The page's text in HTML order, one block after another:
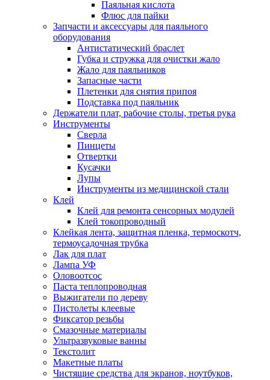
Паяльная кислота
Флюс для пайки
Запчасти и аксессуары для паяльного
оборудования
Антистатический браслет
Губка и стружка для очистки жало
Жало для паяльников
Запасные части
Плетенки для снятия припоя
Подставка под паяльник
Держатели плат, рабочие столы, третья рука
Инструменты
Сверла
Пинцеты
Отвертки
Кусачки
Лупы
Инструменты из медицинской стали
Клей
Клей для ремонта сенсорных модулей
Клей токопроводный
Клейкая лента, защитная пленка, термоскотч,
термоусадочная трубка
Лак для плат
Лампа УФ
Оловоотсос
Паста теплопроводная
Выжигатели по дереву
Пистолеты клеевые
Фиксатор резьбы
Смазочные материалы
Ультразвуковые ванны
Текстолит
Макетные платы
Чистящие средства для экранов, ноутбуков,